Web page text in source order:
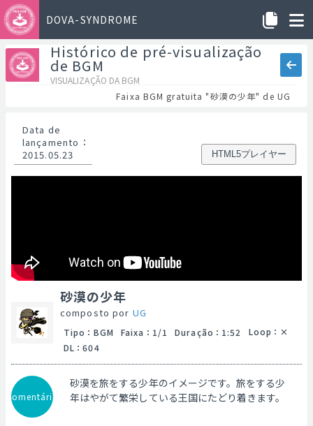
DOVA-SYNDROME
Histórico de pré-visualização
de BGM
VISUALIZAÇÃO DA BGM
Faixa BGM gratuita "砂漠の少年" de UG
Data de
lançamento ：
2015.05.23
HTML5プレイヤー
砂漠の少年
composto por UG
Tipo ： BGM Faixa ： 1/1 Duração ： 1:52 Loop ：
DL ： 604
Comentário
砂漠を旅をする少年のイメージです。旅をする少
年はやがて繁栄している王国にたどり着きます。